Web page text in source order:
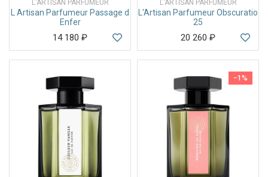
L'ARTISAN PARFUMEUR
L Artisan Parfumeur Passage d
Enfer
14 180 ₽
L'ARTISAN PARFUMEUR
L'Artisan Parfumeur Obscuratio
25
20 260 ₽
−1%